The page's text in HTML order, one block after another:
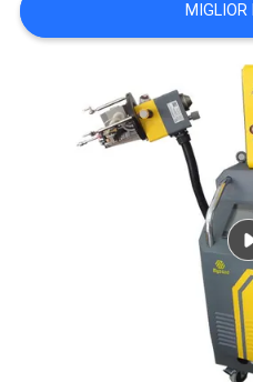
NORME
PRIVACY
MIGLIOR